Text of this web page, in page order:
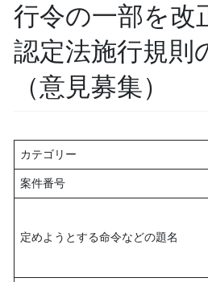
行令の一部を改
認定法施行規則
（意見募集）
カテゴリー
案件番号
定めようとする命令などの題名